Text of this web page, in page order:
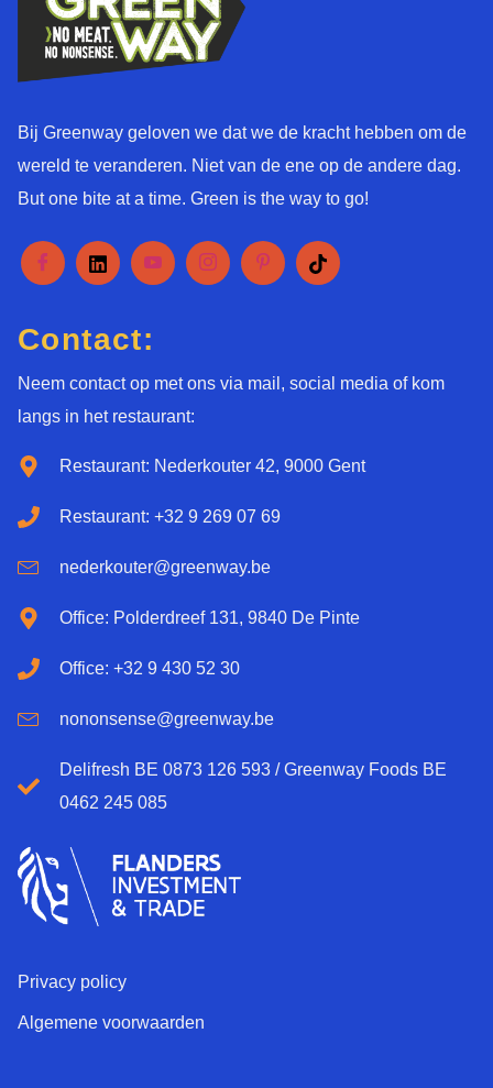
Bij Greenway geloven we dat we de kracht hebben om de
wereld te veranderen. Niet van de ene op de andere dag.
But one bite at a time. Green is the way to go!
Contact:
Neem contact op met ons via mail, social media of kom
langs in het restaurant:
Restaurant: Nederkouter 42, 9000 Gent
Restaurant: +32 9 269 07 69
nederkouter@greenway.be
Office: Polderdreef 131, 9840 De Pinte
Office: +32 9 430 52 30
nononsense@greenway.be
Delifresh BE 0873 126 593 / Greenway Foods BE
0462 245 085
Privacy policy
Algemene voorwaarden